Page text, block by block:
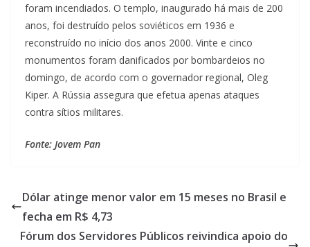
foram incendiados. O templo, inaugurado há mais de 200
anos, foi destruído pelos soviéticos em 1936 e
reconstruído no início dos anos 2000. Vinte e cinco
monumentos foram danificados por bombardeios no
domingo, de acordo com o governador regional, Oleg
Kiper. A Rússia assegura que efetua apenas ataques
contra sítios militares.
Fonte: Jovem Pan
Dólar atinge menor valor em 15 meses no Brasil e
fecha em R$ 4,73
Fórum dos Servidores Públicos reivindica apoio do